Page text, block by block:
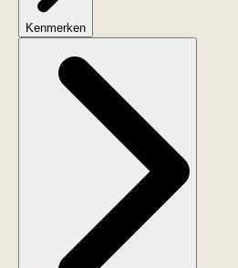
Kenmerken